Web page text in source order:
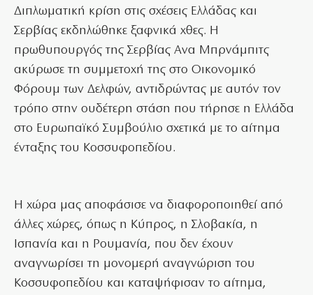
Διπλωματική κρίση στις σχέσεις Ελλάδας και
Σερβίας εκδηλώθηκε ξαφνικά χθες. Η
πρωθυπουργός της Σερβίας Ανα Μπρνάμπιτς
ακύρωσε τη συμμετοχή της στο Οικονομικό
Φόρουμ των Δελφών, αντιδρώντας με αυτόν τον
τρόπο στην ουδέτερη στάση που τήρησε η Ελλάδα
στο Ευρωπαϊκό Συμβούλιο σχετικά με το αίτημα
ένταξης του Κοσσυφοπεδίου.
Η χώρα μας αποφάσισε να διαφοροποιηθεί από
άλλες χώρες, όπως η Κύπρος, η Σλοβακία, η
Ισπανία και η Ρουμανία, που δεν έχουν
αναγνωρίσει τη μονομερή αναγνώριση του
Κοσσυφοπεδίου και καταψήφισαν το αίτημα,